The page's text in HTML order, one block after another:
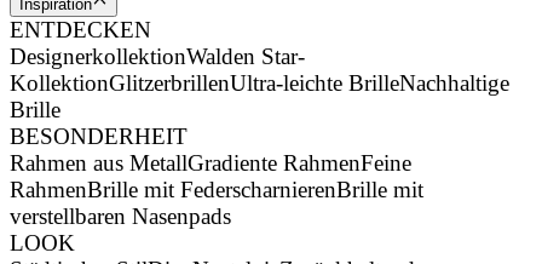
Inspiration
ENTDECKEN
DesignerkollektionWalden Star-
KollektionGlitzerbrillenUltra-leichte BrilleNachhaltige
Brille
BESONDERHEIT
Rahmen aus MetallGradiente RahmenFeine
RahmenBrille mit FederscharnierenBrille mit
verstellbaren Nasenpads
LOOK